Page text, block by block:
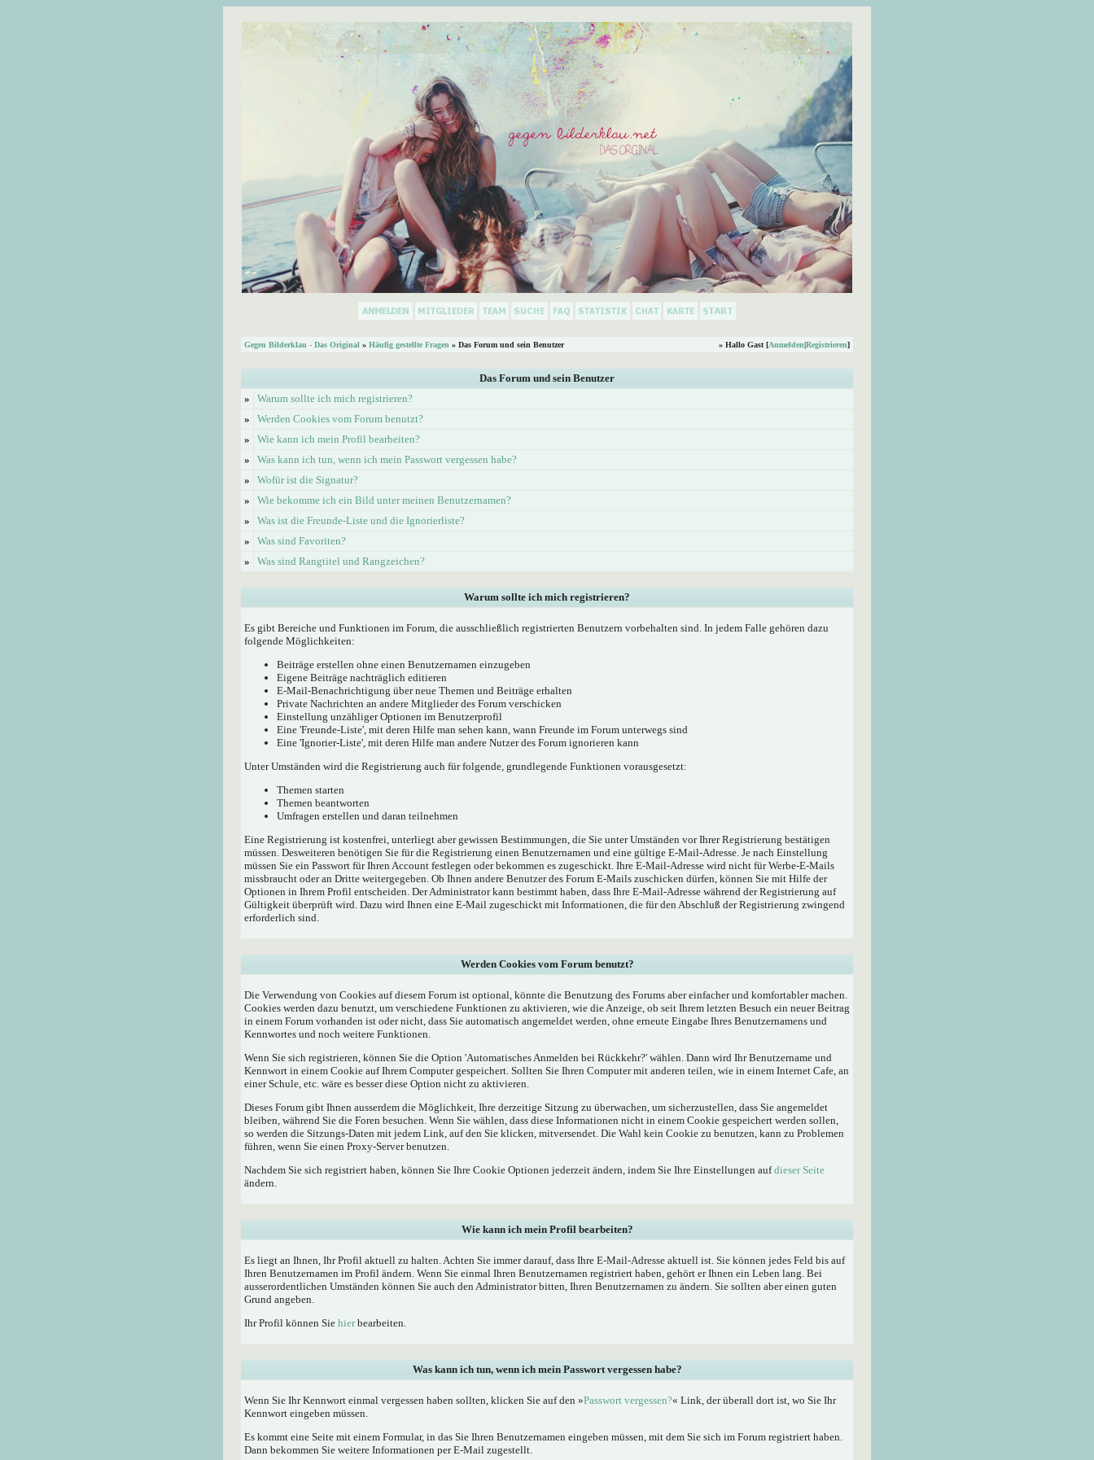
Gegen Bilderklau - Das Original » Häufig gestellte Fragen » Das Forum und sein Benutzer » Hallo Gast [Anmelden|Registrieren]
Das Forum und sein Benutzer
»
Warum sollte ich mich registrieren?
»
Werden Cookies vom Forum benutzt?
»
Wie kann ich mein Profil bearbeiten?
»
Was kann ich tun, wenn ich mein Passwort vergessen habe?
»
Wofür ist die Signatur?
»
Wie bekomme ich ein Bild unter meinen Benutzernamen?
»
Was ist die Freunde-Liste und die Ignorierliste?
»
Was sind Favoriten?
»
Was sind Rangtitel und Rangzeichen?
Warum sollte ich mich registrieren?
Es gibt Bereiche und Funktionen im Forum, die ausschließlich registrierten Benutzern vorbehalten sind. In jedem Falle gehören dazu
folgende Möglichkeiten:
Beiträge erstellen ohne einen Benutzernamen einzugeben
Eigene Beiträge nachträglich editieren
E-Mail-Benachrichtigung über neue Themen und Beiträge erhalten
Private Nachrichten an andere Mitglieder des Forum verschicken
Einstellung unzähliger Optionen im Benutzerprofil
Eine 'Freunde-Liste', mit deren Hilfe man sehen kann, wann Freunde im Forum unterwegs sind
Eine 'Ignorier-Liste', mit deren Hilfe man andere Nutzer des Forum ignorieren kann
Unter Umständen wird die Registrierung auch für folgende, grundlegende Funktionen vorausgesetzt:
Themen starten
Themen beantworten
Umfragen erstellen und daran teilnehmen
Eine Registrierung ist kostenfrei, unterliegt aber gewissen Bestimmungen, die Sie unter Umständen vor Ihrer Registrierung bestätigen
müssen. Desweiteren benötigen Sie für die Registrierung einen Benutzernamen und eine gültige E-Mail-Adresse. Je nach Einstellung
müssen Sie ein Passwort für Ihren Account festlegen oder bekommen es zugeschickt. Ihre E-Mail-Adresse wird nicht für Werbe-E-Mails
missbraucht oder an Dritte weitergegeben. Ob Ihnen andere Benutzer des Forum E-Mails zuschicken dürfen, können Sie mit Hilfe der
Optionen in Ihrem Profil entscheiden. Der Administrator kann bestimmt haben, dass Ihre E-Mail-Adresse während der Registrierung auf
Gültigkeit überprüft wird. Dazu wird Ihnen eine E-Mail zugeschickt mit Informationen, die für den Abschluß der Registrierung zwingend
erforderlich sind.
Werden Cookies vom Forum benutzt?
Die Verwendung von Cookies auf diesem Forum ist optional, könnte die Benutzung des Forums aber einfacher und komfortabler machen.
Cookies werden dazu benutzt, um verschiedene Funktionen zu aktivieren, wie die Anzeige, ob seit Ihrem letzten Besuch ein neuer Beitrag
in einem Forum vorhanden ist oder nicht, dass Sie automatisch angemeldet werden, ohne erneute Eingabe Ihres Benutzernamens und
Kennwortes und noch weitere Funktionen.
Wenn Sie sich registrieren, können Sie die Option 'Automatisches Anmelden bei Rückkehr?' wählen. Dann wird Ihr Benutzername und
Kennwort in einem Cookie auf Ihrem Computer gespeichert. Sollten Sie Ihren Computer mit anderen teilen, wie in einem Internet Cafe, an
einer Schule, etc. wäre es besser diese Option nicht zu aktivieren.
Dieses Forum gibt Ihnen ausserdem die Möglichkeit, Ihre derzeitige Sitzung zu überwachen, um sicherzustellen, dass Sie angemeldet
bleiben, während Sie die Foren besuchen. Wenn Sie wählen, dass diese Informationen nicht in einem Cookie gespeichert werden sollen,
so werden die Sitzungs-Daten mit jedem Link, auf den Sie klicken, mitversendet. Die Wahl kein Cookie zu benutzen, kann zu Problemen
führen, wenn Sie einen Proxy-Server benutzen.
Nachdem Sie sich registriert haben, können Sie Ihre Cookie Optionen jederzeit ändern, indem Sie Ihre Einstellungen aufdieser Seite
ändern.
Wie kann ich mein Profil bearbeiten?
Es liegt an Ihnen, Ihr Profil aktuell zu halten. Achten Sie immer darauf, dass Ihre E-Mail-Adresse aktuell ist. Sie können jedes Feld bis auf
Ihren Benutzernamen im Profil ändern. Wenn Sie einmal Ihren Benutzernamen registriert haben, gehört er Ihnen ein Leben lang. Bei
ausserordentlichen Umständen können Sie auch den Administrator bitten, Ihren Benutzernamen zu ändern. Sie sollten aber einen guten
Grund angeben.
Ihr Profil können Sie hierbearbeiten.
Was kann ich tun, wenn ich mein Passwort vergessen habe?
Wenn Sie Ihr Kennwort einmal vergessen haben sollten, klicken Sie auf den »Passwort vergessen?« Link, der überall dort ist, wo Sie Ihr
Kennwort eingeben müssen.
Es kommt eine Seite mit einem Formular, in das Sie Ihren Benutzernamen eingeben müssen, mit dem Sie sich im Forum registriert haben.
Dann bekommen Sie weitere Informationen per E-Mail zugestellt.